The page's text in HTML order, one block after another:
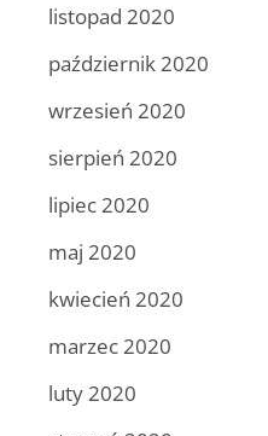
listopad 2020
październik 2020
wrzesień 2020
sierpień 2020
lipiec 2020
maj 2020
kwiecień 2020
marzec 2020
luty 2020